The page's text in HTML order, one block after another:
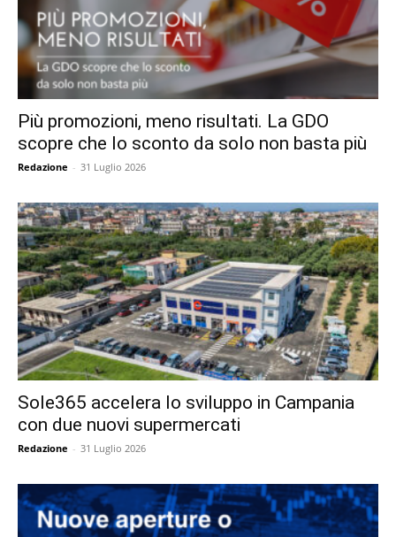
Più promozioni, meno risultati. La GDO
scopre che lo sconto da solo non basta più
Redazione - 31 Luglio 2026
Sole365 accelera lo sviluppo in Campania
con due nuovi supermercati
Redazione - 31 Luglio 2026